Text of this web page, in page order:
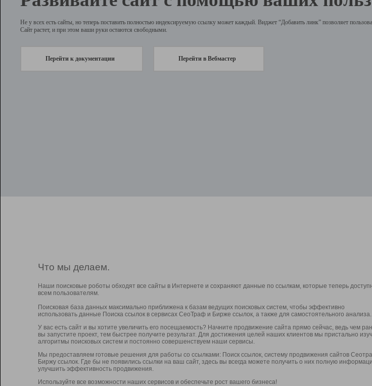
Не у всех есть сайты, но теперь поставить полностью индексируемую ссылку может каждый. Виджет “Добавить линк” позволяет
Сайт растет, и при этом ваши руки остаются свободными.
Перейти к документации Перейти в Вебмастер
Что мы делаем.
Наши поисковые роботы обходят все сайты в Интернете и сохраняют данные по ссылкам, которые теперь
всем пользователям.
Поисковая база данных максимально приближена к базам ведущих поисковых систем, чтобы эффективно
использовать данные Поиска ссылок в сервисах СеоТраф и Бирже ссылок, а также для самостоятельного анализа.
У вас есть сайт и вы хотите увеличить его посещаемость? Начните продвижение сайта прямо сейчас, ведь чем
вы запустите проект, тем быстрее получите результат. Для достижения целей наших клиентов мы пристально
алгоритмы поисковых систем и постоянно совершенствуем наши сервисы.
Мы предоставляем готовые решения для работы со ссылками: Поиск ссылок, систему продвижения сайтов
Биржу ссылок. Где бы не появились ссылки на ваш сайт, здесь вы всегда можете получить о них полную
улучшить эффективность продвижения.
Используйте все возможности наших сервисов и обеспечьте рост вашего бизнеса!